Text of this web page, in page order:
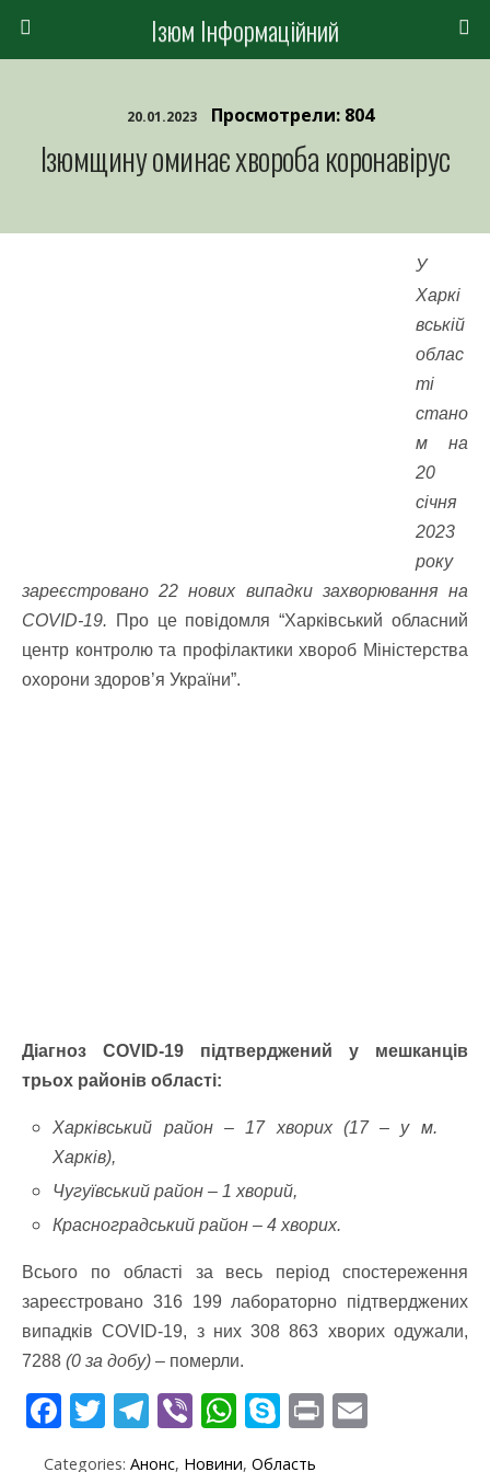
Ізюм Інформаційний
20.01.2023 Просмотрели: 804
Ізюмщину оминає хвороба коронавірус
У
Харкі
вській
облас
ті
стано
м на
20
січня
2023
року
зареєстровано 22 нових випадки захворювання на
COVID-19. Про це повідомля “Харківський обласний
центр контролю та профілактики хвороб Міністерства
охорони здоров’я України”.
Діагноз COVID-19 підтверджений у мешканців
трьох районів області:
Харківський район – 17 хворих (17 – у м.
Харків),
Чугуївський район – 1 хворий,
Красноградський район – 4 хворих.
Всього по області за весь період спостереження
зареєстровано 316 199 лабораторно підтверджених
випадків СOVID-19, з них 308 863 хворих одужали,
7288 (0 за добу) – померли.
F T T Vi W S Pr
Categories: Анонс, Новини, Область